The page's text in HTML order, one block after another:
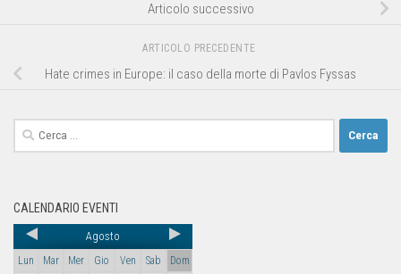
Articolo successivo
ARTICOLO PRECEDENTE
Hate crimes in Europe: il caso della morte di Pavlos Fyssas
CALENDARIO EVENTI
Agosto
Lun Mar Mer Gio Ven Sab
Dom